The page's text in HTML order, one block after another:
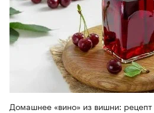
Домашнее «вино» из вишни: